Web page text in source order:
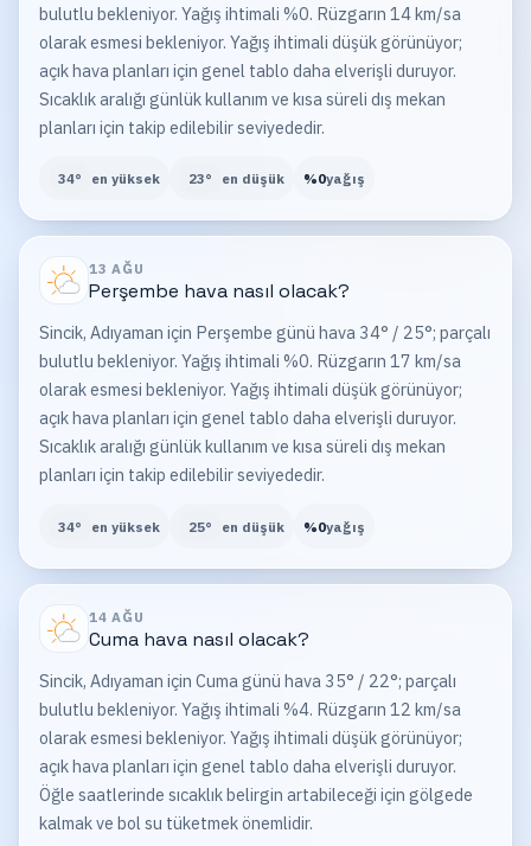
bulutlu bekleniyor. Yağış ihtimali %0. Rüzgarın 14 km/sa
olarak esmesi bekleniyor. Yağış ihtimali düşük görünüyor;
açık hava planları için genel tablo daha elverişli duruyor.
Sıcaklık aralığı günlük kullanım ve kısa süreli dış mekan
planları için takip edilebilir seviyededir.
34° en yüksek 23° en düşük %0yağış
13 AĞU
Perşembe hava nasıl olacak?
Sincik, Adıyaman için Perşembe günü hava 34° / 25°; parçalı
bulutlu bekleniyor. Yağış ihtimali %0. Rüzgarın 17 km/sa
olarak esmesi bekleniyor. Yağış ihtimali düşük görünüyor;
açık hava planları için genel tablo daha elverişli duruyor.
Sıcaklık aralığı günlük kullanım ve kısa süreli dış mekan
planları için takip edilebilir seviyededir.
34° en yüksek 25° en düşük %0yağış
14 AĞU
Cumahava nasıl olacak?
Sincik, Adıyaman için Cuma günü hava 35° / 22°; parçalı
bulutlu bekleniyor. Yağış ihtimali %4. Rüzgarın 12 km/sa
olarak esmesi bekleniyor. Yağış ihtimali düşük görünüyor;
açık hava planları için genel tablo daha elverişli duruyor.
Öğle saatlerinde sıcaklık belirgin artabileceği için gölgede
kalmak ve bol su tüketmek önemlidir.